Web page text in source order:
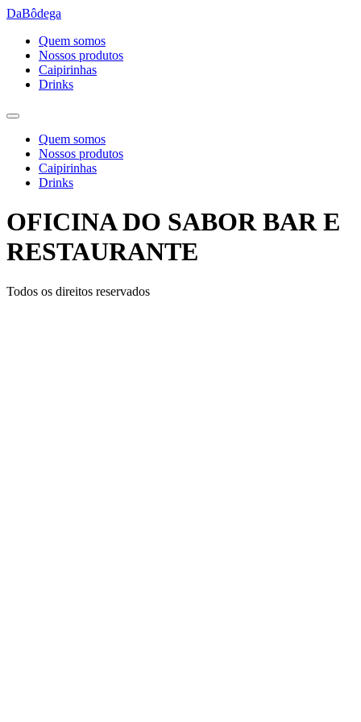
Ir
conteúdo
DaBôdega
Quem somos
Nossos produtos
Caipirinhas
Drinks
Quem somos
Nossos produtos
Caipirinhas
Drinks
OFICINA DO SABOR BAR E
RESTAURANTE
Todos os direitos reservados